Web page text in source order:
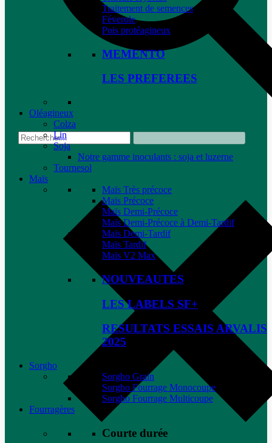
Traitement de semences
Féverole
Pois protéagineux
MEMENTO
LES PREFEREES
Oléagineux
Colza
Lin
Soja
Notre gamme inoculants : soja et luzerne
Tournesol
Maïs
Maïs Très précoce
Maïs Précoce
Maïs Demi-Précoce
Maïs Demi-Précoce à Demi-Tardif
Maïs Demi-Tardif
Maïs Tardif
Maïs V2 Max
NOUVEAUTES
LES LABELS SF+
RESULTATS ESSAIS ARVALIS
2025
Sorgho
Sorgho Grain
Sorgho Fourrage Monocoupe
Sorgho Fourrage Multicoupe
Fourragères
Courte durée